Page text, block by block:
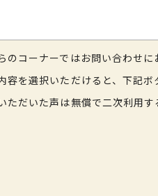
のコーナーではお問い合わせに
容を選択いただけると、下記ボ
ただいた声は無償で二次利用す